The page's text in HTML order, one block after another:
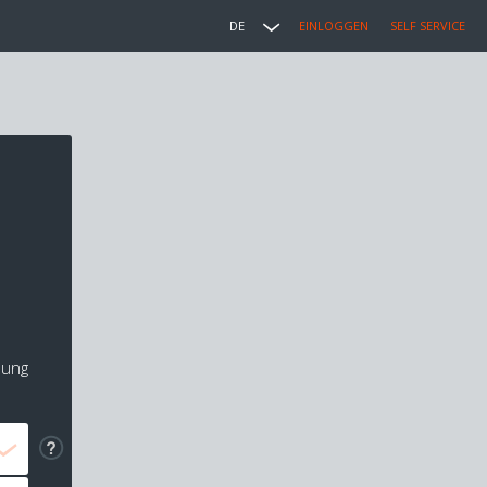
DE EINLOGGEN SELF SERVICE